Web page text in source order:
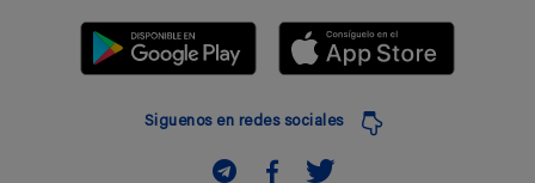
Siguenos en redes sociales